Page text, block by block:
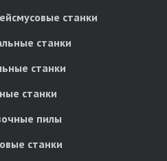
станки
станки
станки
станки
пилы
станки